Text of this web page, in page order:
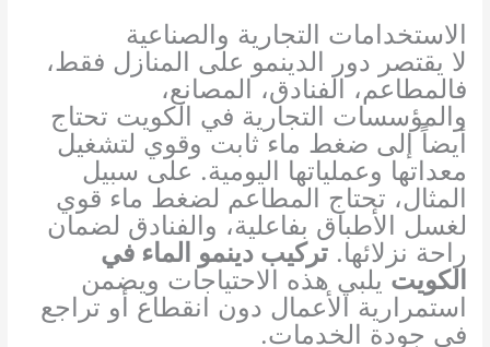
الاستخدامات التجارية والصناعية
لا يقتصر دور الدينمو على المنازل فقط،
فالمطاعم، الفنادق، المصانع،
والمؤسسات التجارية في الكويت تحتاج
أيضاً إلى ضغط ماء ثابت وقوي لتشغيل
معداتها وعملياتها اليومية. على سبيل
المثال، تحتاج المطاعم لضغط ماء قوي
لغسل الأطباق بفاعلية، والفنادق لضمان
راحة نزلائها.تركيب دينمو الماء في
الكويت يلبي هذه الاحتياجات ويضمن
استمرارية الأعمال دون انقطاع أو تراجع
في جودة الخدمات.